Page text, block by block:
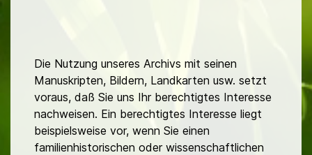
Die Nutzung unseres Archivs mit seinen
Manuskripten, Bildern, Landkarten usw. setzt
voraus, daß Sie uns Ihr berechtigtes Interesse
nachweisen. Ein berechtigtes Interesse liegt
beispielsweise vor, wenn Sie einen
familienhistorischen oder wissenschaftlichen